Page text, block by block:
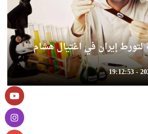
إيران في اغتيال هشام